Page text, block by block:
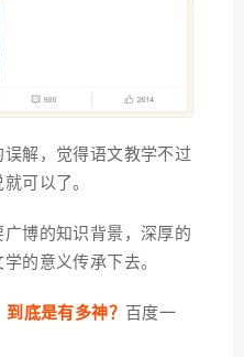
解，觉得语文教学不过
可以了。
广博的知识背景，深厚的
的意义传承下去。
底是有多神？ 百度一